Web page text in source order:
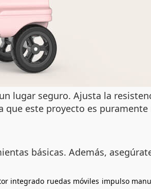
lugar seguro. Ajusta la
este proyecto es
básicas. Además,
integrado ruedas móviles impulso